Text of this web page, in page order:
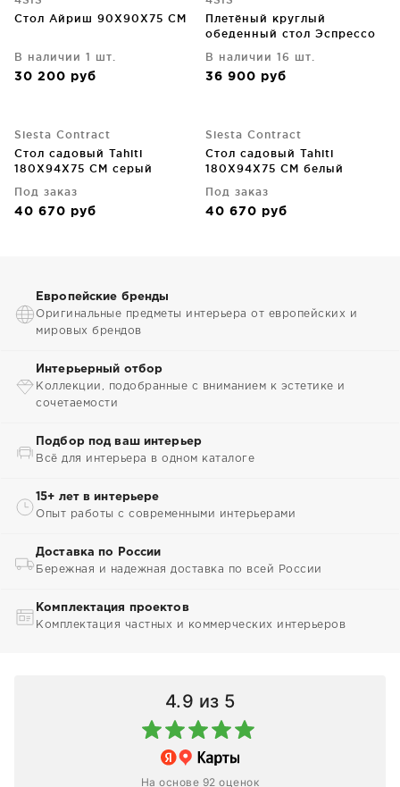
Стол Айриш 90X90X75 CM
В наличии 1 шт.
30 200 руб
Плетёный круглый
обеденный стол Эспрессо
В наличии 16 шт.
36 900 руб
Siesta Contract
Стол садовый Tahiti
180X94X75 CM серый
Под заказ
40 670 руб
Siesta Contract
Стол садовый Tahiti
180X94X75 CM белый
Под заказ
40 670 руб
Европейские бренды
Оригинальные предметы интерьера от европейских и
мировых брендов
Интерьерный отбор
Коллекции, подобранные с вниманием к эстетике и
сочетаемости
Подбор под ваш интерьер
Всё для интерьера в одном каталоге
15+ лет в интерьере
Опыт работы с современными интерьерами
Доставка по России
Бережная и надежная доставка по всей России
Комплектация проектов
Комплектация частных и коммерческих интерьеров
4.9 из 5
На основе 92 оценок